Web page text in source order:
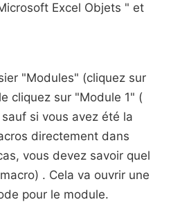
Excel Objets " et
"Modules" (cliquez sur
cliquez sur "Module 1" (
si vous avez été la
directement dans
vous devez savoir quel
. Cela va ouvrir une
pour le module.